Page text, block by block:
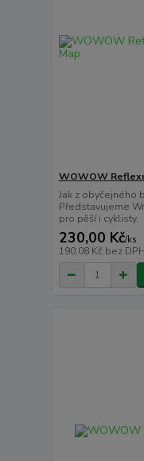
WOWOW
Jak z obyčejného
Představujeme
pro pěší i cyklisty.
230,00 Kč/ks
190,08 Kč bez DPH